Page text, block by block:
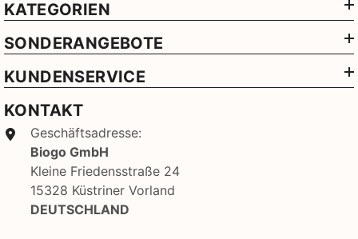
KATEGORIEN
SONDERANGEBOTE
KUNDENSERVICE
KONTAKT
Geschäftsadresse:
Biogo GmbH
Kleine Friedensstraße 24
15328 Küstriner Vorland
DEUTSCHLAND